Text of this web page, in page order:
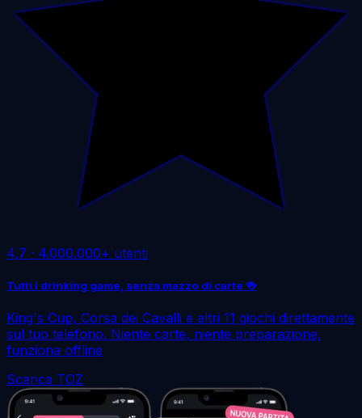
4,7 · 4.000.000+ utenti
Tutti i drinking game, senza mazzo di carte 🍻
King's Cup, Corsa dei Cavalli e altri 11 giochi direttamente
sul tuo telefono. Niente carte, niente preparazione,
funziona offline
Scarica TOZ